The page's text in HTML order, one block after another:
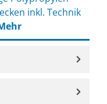
inkl. Technik